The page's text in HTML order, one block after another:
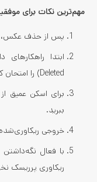
مهم‌ترین نکات برای
پس از حذف عکس،
Deleted) را امتحان کنید.
برای اسکن عمیق
ببرید.
خروجی ریکاوری‌شده
با فعال
ریکاوری پرریسک